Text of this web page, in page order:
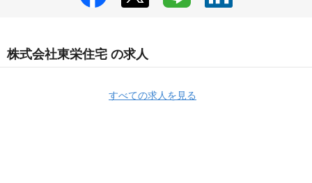
株式会社東栄住宅 の求人
すべての求人を見る